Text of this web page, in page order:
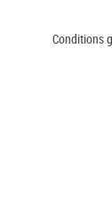
Conditions